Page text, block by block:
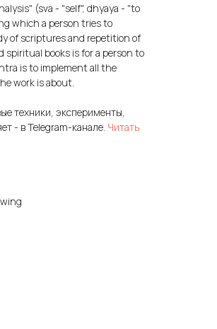
(sva - "self", dhyaya - "to
which a person tries to
of scriptures and repetition of
books is for a person to
is to implement all the
work is about.
техники, эксперименты,
- в Telegram-канале. Читать